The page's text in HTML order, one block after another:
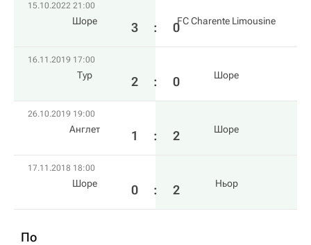
15.10.2022 21:00
Шоре 3 : 0FC Charente Limousine
16.11.2019 17:00
Тур 2 : 0 Шоре
26.10.2019 19:00
Англет 1 : 2 Шоре
17.11.2018 18:00
Шоре 0 : 2 Ньор
По